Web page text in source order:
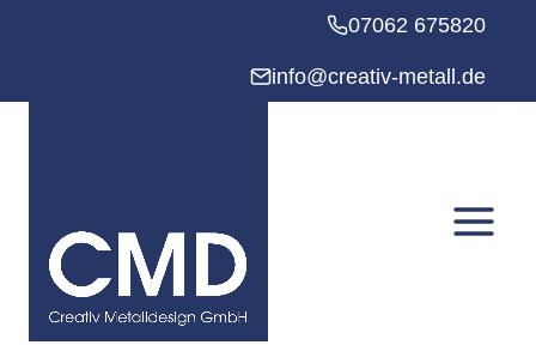
07062 675820
info@creativ-metall.de